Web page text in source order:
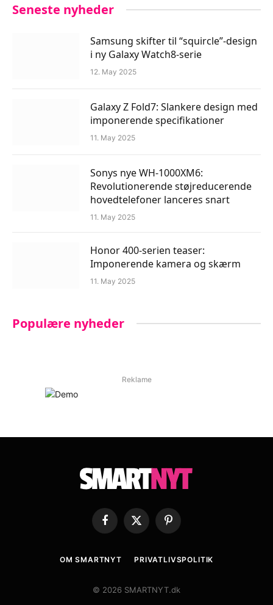
Seneste nyheder
Samsung skifter til “squircle”-design
i ny Galaxy Watch8-serie
12. May 2025
Galaxy Z Fold7: Slankere design med
imponerende specifikationer
11. May 2025
Sonys nye WH-1000XM6:
Revolutionerende støjreducerende
hovedtelefoner lanceres snart
11. May 2025
Honor 400-serien teaser:
Imponerende kamera og skærm
11. May 2025
Populære nyheder
Reklame
Facebook
X
(Twitter)
Pinterest
OM SMARTNYT PRIVATLIVSPOLITIK
© 2026 SMARTNYT.dk